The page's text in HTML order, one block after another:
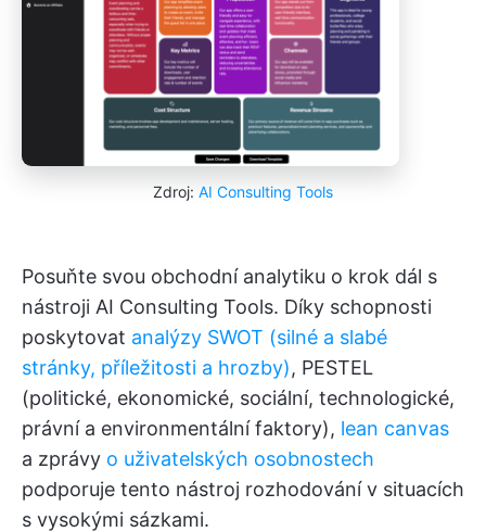
Zdroj: AI Consulting Tools
Posuňte svou obchodní analytiku o krok dál s
nástroji AI Consulting Tools. Díky schopnosti
poskytovat analýzy SWOT (silné a slabé
stránky, příležitosti a hrozby), PESTEL
(politické, ekonomické, sociální, technologické,
právní a environmentální faktory), lean canvas
a zprávy o uživatelských osobnostech
podporuje tento nástroj rozhodování v situacích
s vysokými sázkami.